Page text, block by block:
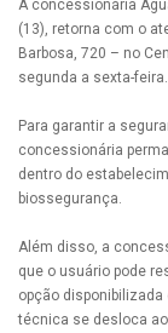
A concessionária
(13), retorna com o
Barbosa, 720 – no
segunda a sexta-feira.
Para garantir a
concessionária
dentro do
biossegurança.
Além disso, a
que o usuário pode
opção
técnica se desloca